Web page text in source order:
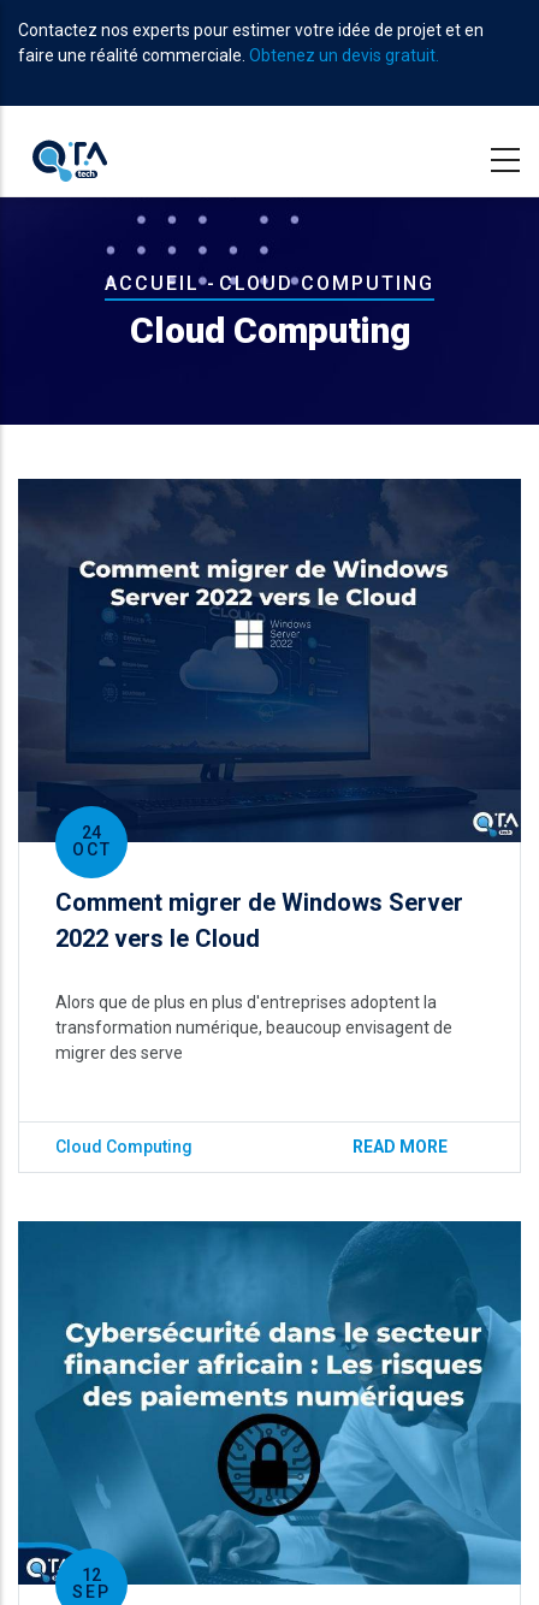
au
contenu
Contactez nos experts pour estimer votre idée de projet et en
faire une réalité commerciale. Obtenez un devis gratuit.
Fil
d'Ariane
ACCUEIL - CLOUD COMPUTING
Cloud Computing
24
OCT
Comment migrer de Windows Server
2022 vers le Cloud
Alors que de plus en plus d'entreprises adoptent la
transformation numérique, beaucoup envisagent de
migrer des serve
Cloud Computing READ MORE
12
SEP